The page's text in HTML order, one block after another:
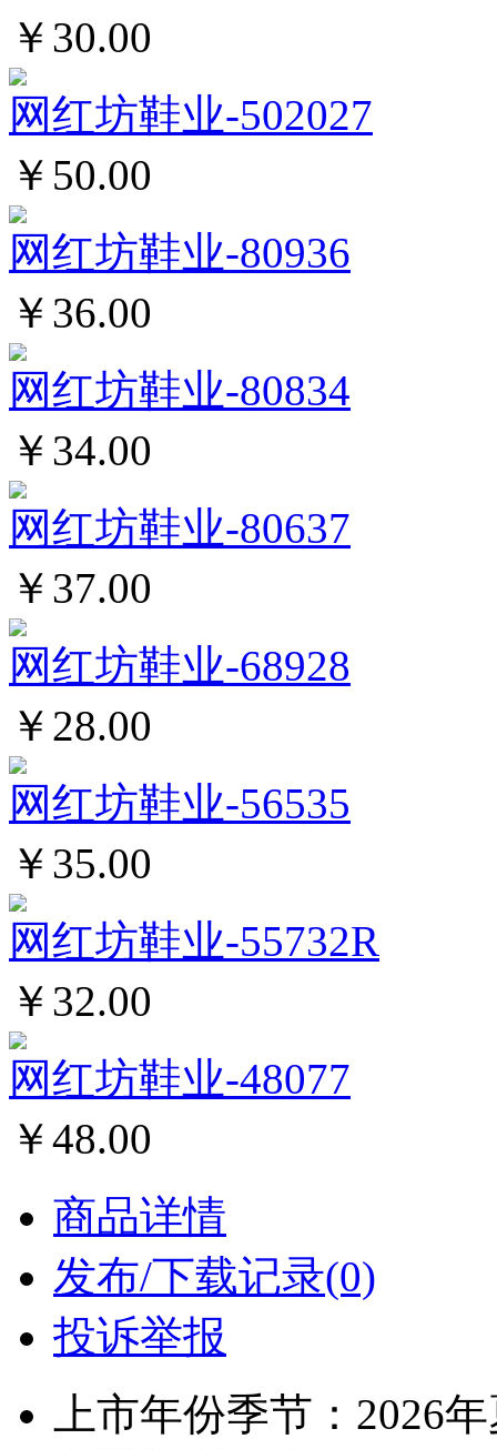
￥30.00
网红坊鞋业-502027
￥50.00
网红坊鞋业-80936
￥36.00
网红坊鞋业-80834
￥34.00
网红坊鞋业-80637
￥37.00
网红坊鞋业-68928
￥28.00
网红坊鞋业-56535
￥35.00
网红坊鞋业-55732R
￥32.00
网红坊鞋业-48077
￥48.00
商品详情
发布/下载记录(0)
投诉举报
上市年份季节：2026